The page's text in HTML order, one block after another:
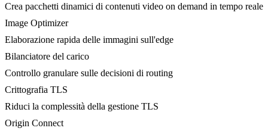
Crea pacchetti dinamici di contenuti video on demand in tempo reale
Image Optimizer
Elaborazione rapida delle immagini sull'edge
Bilanciatore del carico
Controllo granulare sulle decisioni di routing
Crittografia TLS
Riduci la complessità della gestione TLS
Origin Connect